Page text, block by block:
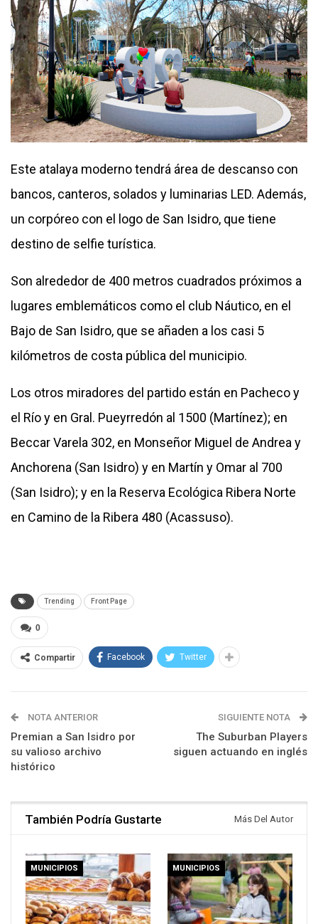
Este atalaya moderno tendrá área de descanso con
bancos, canteros, solados y luminarias LED. Además,
un corpóreo con el logo de San Isidro, que tiene
destino de selfie turística.
Son alrededor de 400 metros cuadrados próximos a
lugares emblemáticos como el club Náutico, en el
Bajo de San Isidro, que se añaden a los casi 5
kilómetros de costa pública del municipio.
Los otros miradores del partido están en Pacheco y
el Río y en Gral. Pueyrredón al 1500 (Martínez); en
Beccar Varela 302, en Monseñor Miguel de Andrea y
Anchorena (San Isidro) y en Martín y Omar al 700
(San Isidro); y en la Reserva Ecológica Ribera Norte
en Camino de la Ribera 480 (Acassuso).
Trending Front Page
0
Compartir Facebook Twitter
NOTA ANTERIOR
Premian a San Isidro por
su valioso archivo
histórico
SIGUIENTE NOTA
The Suburban Players
siguen actuando en inglés
También Podría Gustarte Más Del Autor
MUNICIPIOS MUNICIPIOS